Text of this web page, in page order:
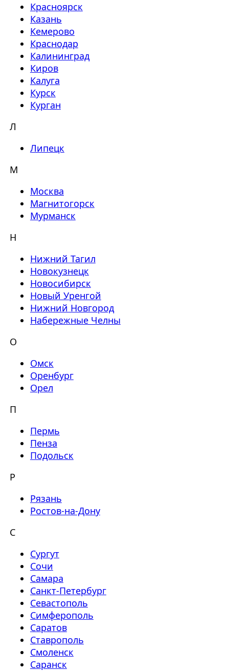
Красноярск
Казань
Кемерово
Краснодар
Калининград
Киров
Калуга
Курск
Курган
Л
Липецк
М
Москва
Магнитогорск
Мурманск
Н
Нижний Тагил
Новокузнецк
Новосибирск
Новый Уренгой
Нижний Новгород
Набережные Челны
О
Омск
Оренбург
Орел
П
Пермь
Пенза
Подольск
Р
Рязань
Ростов-на-Дону
С
Сургут
Сочи
Самара
Санкт-Петербург
Севастополь
Симферополь
Саратов
Ставрополь
Смоленск
Саранск